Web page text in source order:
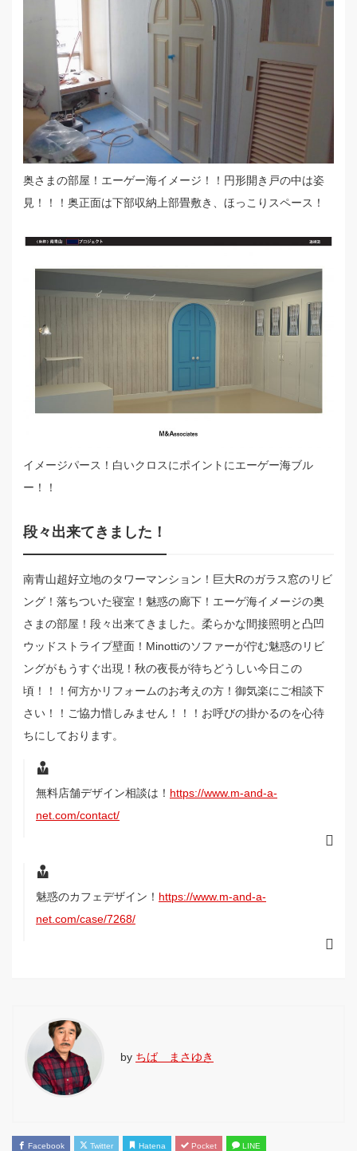
奥さまの部屋！エーゲー海イメージ！！円形開き戸の中は姿
見！！！奥正面は下部収納上部畳敷き、ほっこりスペース！
イメージパース！白いクロスにポイントにエーゲー海ブル
ー！！
段々出来てきました！
南青山超好立地のタワーマンション！巨大Rのガラス窓のリビ
ング！落ちついた寝室！魅惑の廊下！エーゲ海イメージの奥
さまの部屋！段々出来てきました。柔らかな間接照明と凸凹
ウッドストライプ壁面！Minottiのソファーが佇む魅惑のリビ
ングがもうすぐ出現！秋の夜長が待ちどうしい今日この
頃！！！何方かリフォームのお考えの方！御気楽にご相談下
さい！！ご協力惜しみません！！！お呼びの掛かるのを心待
ちにしております。
無料店舗デザイン相談は！ https://www.m-and-a-
net.com/contact/
魅惑のカフェデザイン！ https://www.m-and-a-
net.com/case/7268/
by ちば まさゆき
Facebook Twitter Hatena Pocket LINE